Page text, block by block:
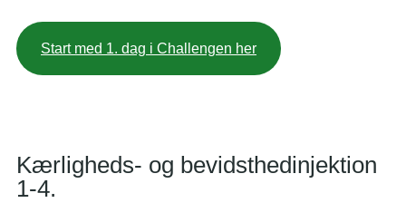
Start med 1. dag i Challengen her
Kærligheds- og bevidsthedinjektion
1-4.